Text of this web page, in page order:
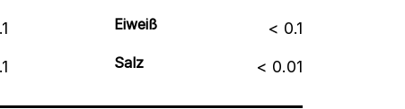
Eiweiß < 0.1
Salz < 0.01